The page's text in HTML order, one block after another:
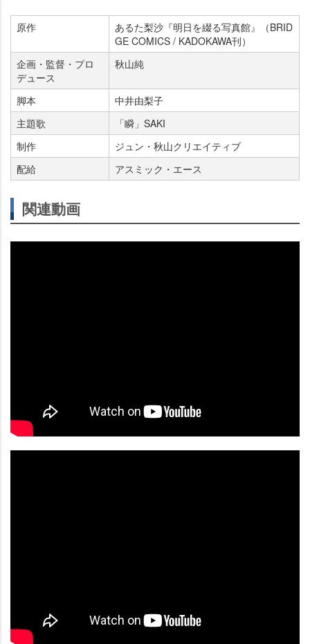
原作
あるた梨沙『明日を綴る写真館』（BRID
GE COMICS / KADOKAWA刊）
企画・監督・プロ
デュース
秋山純
脚本
中井由梨子
主題歌
「瞬」SAKI
制作
ジュン・秋山クリエイティブ
配給
アスミック・エース
関連動画